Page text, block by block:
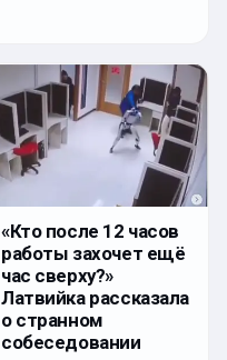
«Кто после 12 часов
работы захочет ещё
час сверху?»
Латвийка рассказала
о странном
собеседовании